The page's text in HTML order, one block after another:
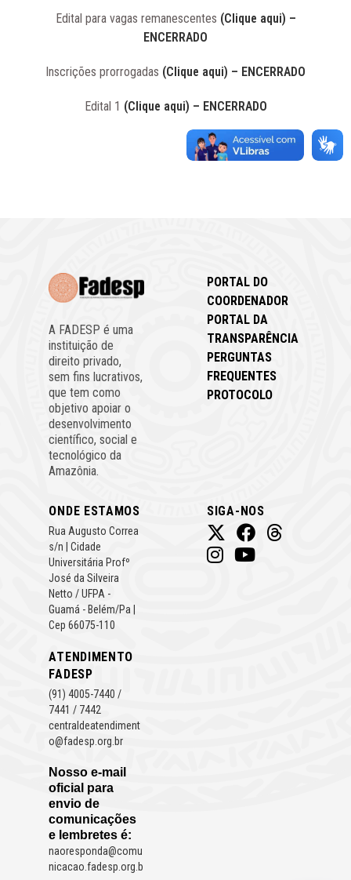
Edital para vagas remanescentes (Clique aqui) –
ENCERRADO
Inscrições prorrogadas (Clique aqui) – ENCERRADO
Edital 1 (Clique aqui) – ENCERRADO
A FADESP é uma
instituição de
direito privado,
sem fins lucrativos,
que tem como
objetivo apoiar o
desenvolvimento
científico, social e
tecnológico da
Amazônia.
PORTAL DO
COORDENADOR
PORTAL DA
TRANSPARÊNCIA
PERGUNTAS
FREQUENTES
PROTOCOLO
ONDE ESTAMOS
Rua Augusto Correa
s/n | Cidade
Universitária Profº
José da Silveira
Netto / UFPA -
Guamá - Belém/Pa |
Cep 66075-110
ATENDIMENTO
FADESP
(91) 4005-7440 /
7441 / 7442
centraldeatendiment
o@fadesp.org.br
Nosso e-mail
oficial para
envio de
comunicações
e lembretes é:
naoresponda@comu
nicacao.fadesp.org.b
SIGA-NOS